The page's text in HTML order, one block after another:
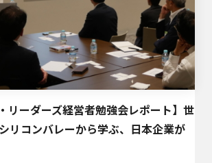
リーダーズ経営者勉強会レポート】世
リコンバレーから学ぶ、日本企業が